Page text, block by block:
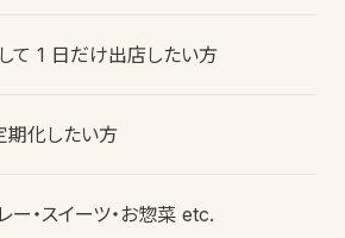
て 1 日だけ出店したい方
期化したい方
ー・スイーツ・お惣菜 etc.